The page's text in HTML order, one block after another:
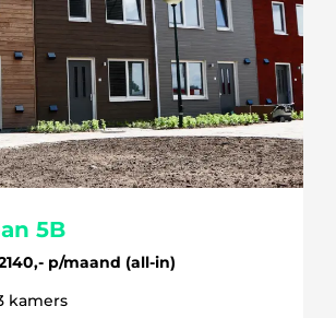
5B
p/maand (all-in)
kamers